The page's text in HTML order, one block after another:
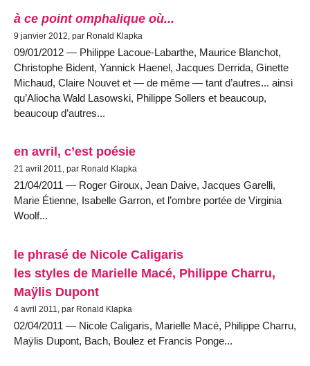
à ce point omphalique où...
9 janvier 2012, par Ronald Klapka
09/01/2012 — Philippe Lacoue-Labarthe, Maurice Blanchot,
Christophe Bident, Yannick Haenel, Jacques Derrida, Ginette
Michaud, Claire Nouvet et — de même — tant d’autres... ainsi
qu’Aliocha Wald Lasowski, Philippe Sollers et beaucoup,
beaucoup d’autres...
en avril, c’est poésie
21 avril 2011, par Ronald Klapka
21/04/2011 — Roger Giroux, Jean Daive, Jacques Garelli,
Marie Étienne, Isabelle Garron, et l’ombre portée de Virginia
Woolf...
le phrasé de Nicole Caligaris
les styles de Marielle Macé, Philippe Charru,
Maÿlis Dupont
4 avril 2011, par Ronald Klapka
02/04/2011 — Nicole Caligaris, Marielle Macé, Philippe Charru,
Maÿlis Dupont, Bach, Boulez et Francis Ponge...